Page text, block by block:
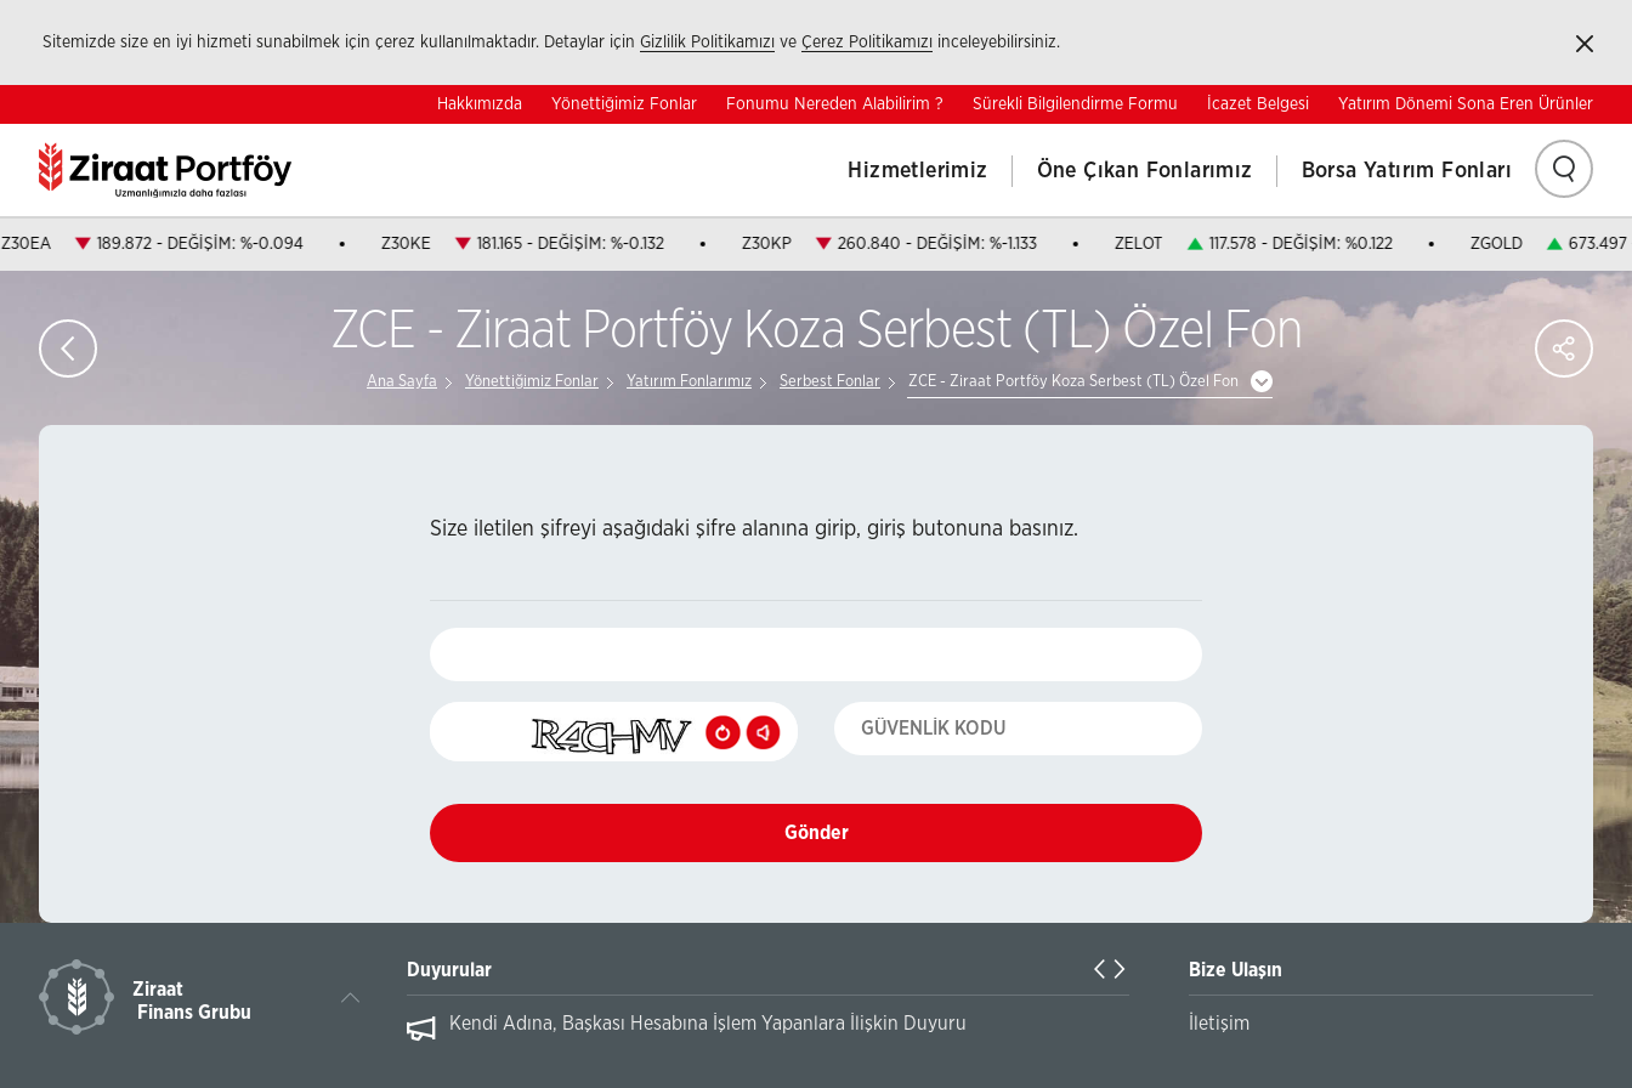
Sitemizde size en iyi hizmeti sunabilmek için çerez kullanılmaktadır. Detaylar için Gizlilik Politikamızı ve Çerez Politikamızı inceleyebilirsiniz. Kapat
Hakkımızda Yönettiğimiz Fonlar Fonumu Nereden Alabilirim ? Sürekli Bilgilendirme Formu İcazet Belgesi Yatırım Dönemi Sona Eren Ürünler
Hizmetlerimiz Öne Çıkan Fonlarımız Borsa Yatırım Fonları Ara
189.872 - DEĞİŞİM: %-0.094 Z30KE 181.165 - DEĞİŞİM: %-0.132 Z30KP 260.840 - DEĞİŞİM: %-1.133 ZELOT 117.578 - DEĞİŞİM: %0.122 ZGOLD 673.497
ZCE - Ziraat Portföy Koza Serbest (TL) Özel Fon
Ana Sayfa Yönettiğimiz Fonlar Yatırım Fonlarımız Serbest Fonlar ZCE - Ziraat Portföy Koza Serbest (TL) Özel Fon
Paylaş
Paylaş
Size iletilen şifreyi aşağıdaki şifre alanına girip, giriş butonuna basınız.
Gönder
Ziraat
Finans Grubu
Duyurular
Dönüşümü Hakkında Kendi Adına, Başkası Hesabına İşlem Yapanlara İlişkin Duyuru
Dolandırıcılık Olaylarına Yönelik Güvenlik Uyarısı ve İzinsiz
Bize Ulaşın
İletişim